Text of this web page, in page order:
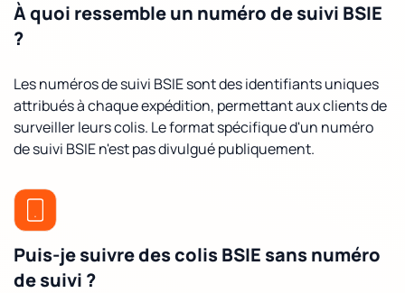
À quoi ressemble un numéro de suivi BSIE
?
Les numéros de suivi BSIE sont des identifiants uniques
attribués à chaque expédition, permettant aux clients de
surveiller leurs colis. Le format spécifique d'un numéro
de suivi BSIE n'est pas divulgué publiquement.
Puis-je suivre des colis BSIE sans numéro
de suivi ?